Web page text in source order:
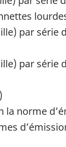
par série
par série
norme